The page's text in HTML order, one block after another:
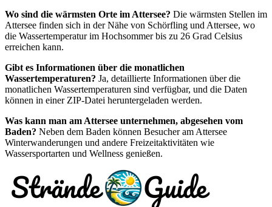
Wo sind die wärmsten Orte im Attersee? Die wärmsten Stellen im
Attersee finden sich in der Nähe von Schörfling und Attersee, wo
die Wassertemperatur im Hochsommer bis zu 26 Grad Celsius
erreichen kann.
Gibt es Informationen über die monatlichen
Wassertemperaturen? Ja, detaillierte Informationen über die
monatlichen Wassertemperaturen sind verfügbar, und die Daten
können in einer ZIP-Datei heruntergeladen werden.
Was kann man am Attersee unternehmen, abgesehen vom
Baden? Neben dem Baden können Besucher am Attersee
Winterwanderungen und andere Freizeitaktivitäten wie
Wassersportarten und Wellness genießen.